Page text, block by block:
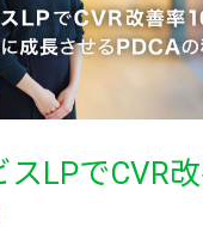
スLPでCVR